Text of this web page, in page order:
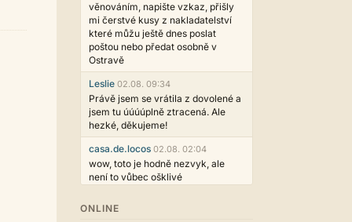
věnováním, napište vzkaz, přišly
mi čerstvé kusy z nakladatelství
které můžu ještě dnes poslat
poštou nebo předat osobně v
Ostravě
Leslie 02.08. 09:34
Právě jsem se vrátila z dovolené a
jsem tu úúúúplně ztracená. Ale
hezké, děkujeme!
casa.de.locos 02.08. 02:04
wow, toto je hodně nezvyk, ale
není to vůbec ošklivé
Už i počet přečtení jde vidět,
ONLINE